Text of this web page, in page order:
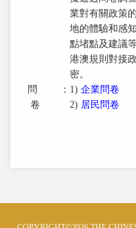
業對有關政策
地的體驗和感
點堵點及建議
港澳規則對接
密。
問
卷
： 1) 企業問卷
2) 居民問卷